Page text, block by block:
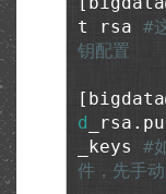
t rsa #
钥配置
d
_keys #
件，先手